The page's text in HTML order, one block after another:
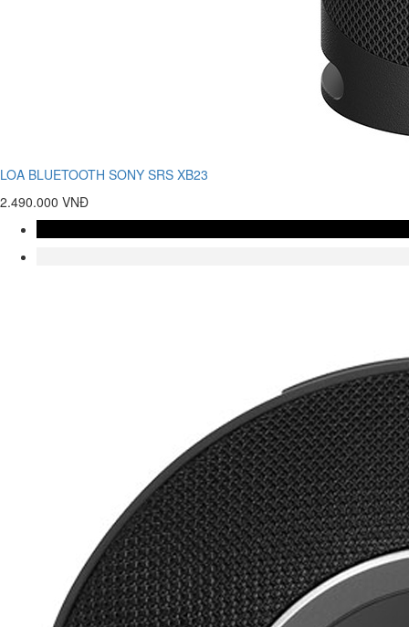
LOA BLUETOOTH SONY SRS XB23
2.490.000 VNĐ